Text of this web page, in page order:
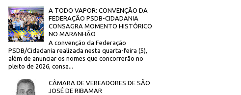
A TODO VAPOR: CONVENÇÃO DA
FEDERAÇÃO PSDB-CIDADANIA
CONSAGRA MOMENTO HISTÓRICO
NO MARANHÃO
A convenção da Federação
PSDB/Cidadania realizada nesta quarta-feira (5),
além de anunciar os nomes que concorrerão no
pleito de 2026, consa...
CÂMARA DE VEREADORES DE SÃO
JOSÉ DE RIBAMAR